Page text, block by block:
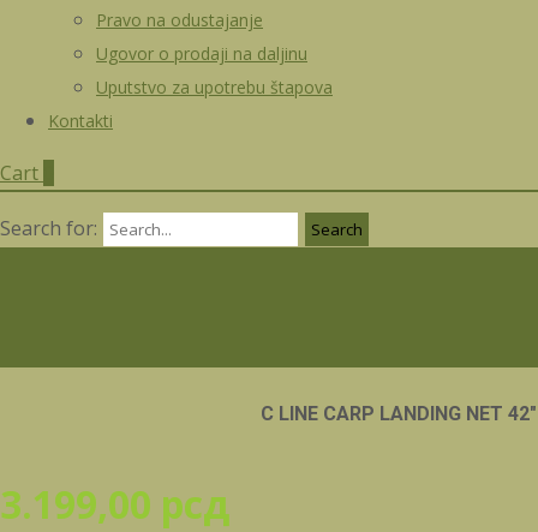
Pravo na odustajanje
Ugovor o prodaji na daljinu
Uputstvo za upotrebu štapova
Kontakti
Cart
Search for:
C LINE CARP LANDING NET 42″
3.199,00 рсд